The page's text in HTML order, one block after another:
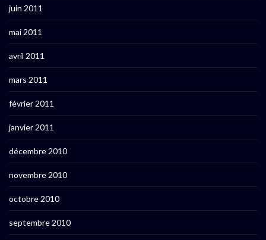
juin 2011
mai 2011
avril 2011
mars 2011
février 2011
janvier 2011
décembre 2010
novembre 2010
octobre 2010
septembre 2010